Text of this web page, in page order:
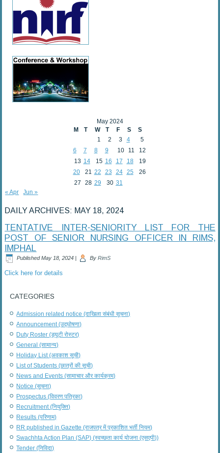
May 2024
M
T W T F S
S
1
2 3 4
5
6
7 8 9 10 11
12
13 14 15 16 17 18
19
20
21 22 23 24 25
26
27
28 29 30 31
« Apr
Jun »
DAILY ARCHIVES: MAY 18, 2024
TENTATIVE INTER-SENIORITY LIST FOR THE
POST OF SENIOR NURSING OFFICER IN RIMS,
IMPHAL
Published May 18, 2024 | By RimS
Click here for details
CATEGORIES
Admission related notice (दाखिला संबंधी सूचना)
Announcement (उद्घोषणा)
Duty Roster (ड्यूटी रोस्टर)
General (सामान्य)
Holiday List (अवकाश सूची)
List of Students (छात्रों की सूची)
News and Events (सामाचार और कार्यक्रम)
Notice (सूचना)
Prospectus (विवरण पत्रिका)
Recruitment (नियुक्ति)
Results (परिणाम)
RR published in Gazette (राजपत्र में प्रकाशित भर्ती नियम)
Swachhta Action Plan (SAP) (स्वच्छता कार्य योजना (एसएपी))
Tender (निविदा)